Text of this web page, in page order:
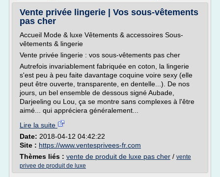
Vente privée lingerie | Vos sous-vêtements
pas cher
Accueil Mode & luxe Vêtements & accessoires Sous-
vêtements & lingerie
Vente privée lingerie : vos sous-vêtements pas cher
Autrefois invariablement fabriquée en coton, la lingerie
s'est peu à peu faite davantage coquine voire sexy (elle
peut être ouverte, transparente, en dentelle...). De nos
jours, un bel ensemble de dessous signé Aubade,
Darjeeling ou Lou, ça se montre sans complexes à l'être
aimé... qui appréciera généralement...
Lire la suite
Date: 2018-04-12 04:42:22
Site : https://www.ventesprivees-fr.com
Thèmes liés : vente de produit de luxe pas cher / vente
privee de produit de luxe